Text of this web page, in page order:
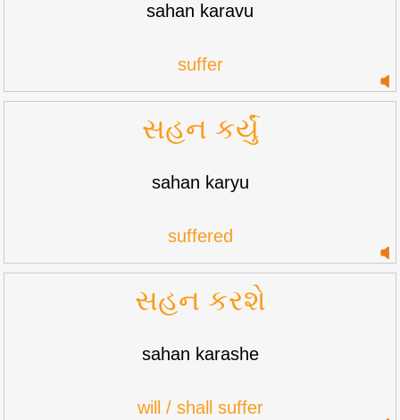
sahan karavu
suffer
સહન કર્યું
sahan karyu
suffered
સહન કરશે
sahan karashe
will / shall suffer